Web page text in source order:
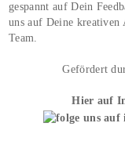
gespannt auf Dein
uns auf Deine kreativen
Team.
Gefördert
Hier auf